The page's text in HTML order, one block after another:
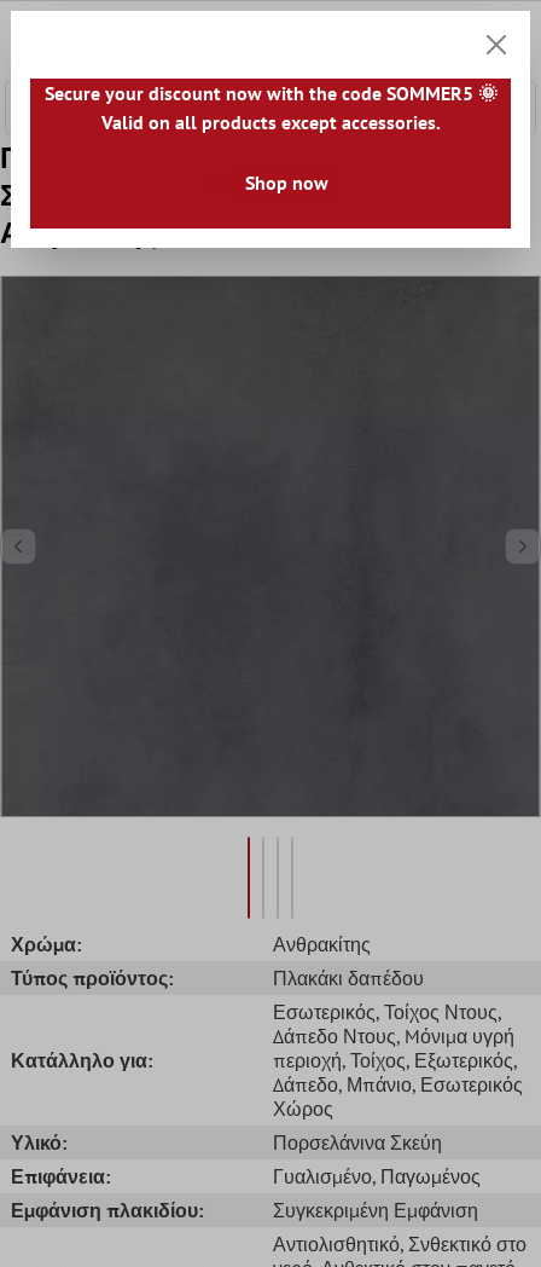
Πρότυπο Πλακάκια Δαπέδου Tycoon
Συγκεκριμένη Εμφάνιση R10
Ανθρακίτης 120x120cm
Χρώμα:
Ανθρακίτης
Τύπος προϊόντος:
Πλακάκι δαπέδου
Κατάλληλο για:
Εσωτερικός, Τοίχος Ντους,
Δάπεδο Ντους, Mόνιμα υγρή
περιοχή, Τοίχος, Εξωτερικός,
Δάπεδο, Μπάνιο, Εσωτερικός
Χώρος
Υλικό:
Πορσελάνινα Σκεύη
Επιφάνεια:
Γυαλισμένο, Παγωμένος
Εμφάνιση πλακιδίου:
Συγκεκριμένη Εμφάνιση
Αντιολισθητικό, Σνθεκτικό στο
Secure your discount now with the code SOMMER5 🌞
Valid on all products except accessories.
Shop now